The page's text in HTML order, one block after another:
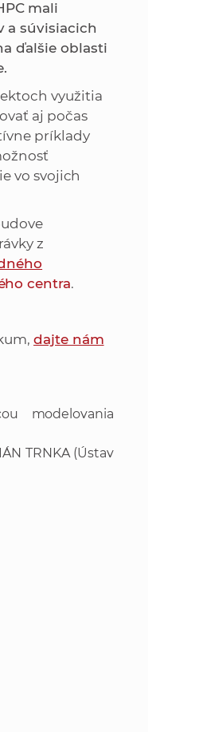
mali
a súvisiacich
ďalšie oblasti
využitia
aj počas
príklady
vo svojich
z
centra.
dajte nám
modelovania
TRNKA (Ústav